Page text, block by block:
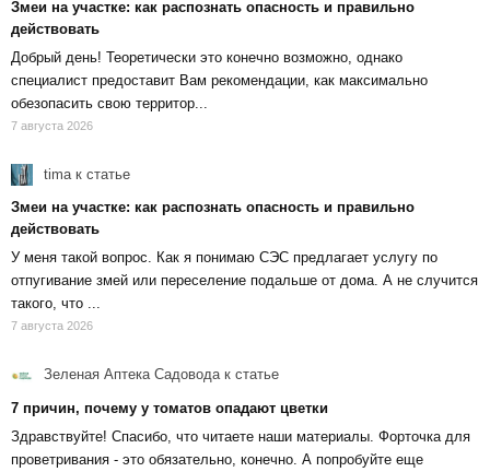
Змеи на участке: как распознать опасность и правильно
действовать
Добрый день! Теоретически это конечно возможно, однако
специалист предоставит Вам рекомендации, как максимально
обезопасить свою территор...
7 августа 2026
tima к статье
Змеи на участке: как распознать опасность и правильно
действовать
У меня такой вопрос. Как я понимаю СЭС предлагает услугу по
отпугивание змей или переселение подальше от дома. А не случится
такого, что ...
7 августа 2026
Зеленая Аптека Садоводак статье
7 причин, почему у томатов опадают цветки
Здравствуйте! Спасибо, что читаете наши материалы. Форточка для
проветривания - это обязательно, конечно. А попробуйте еще